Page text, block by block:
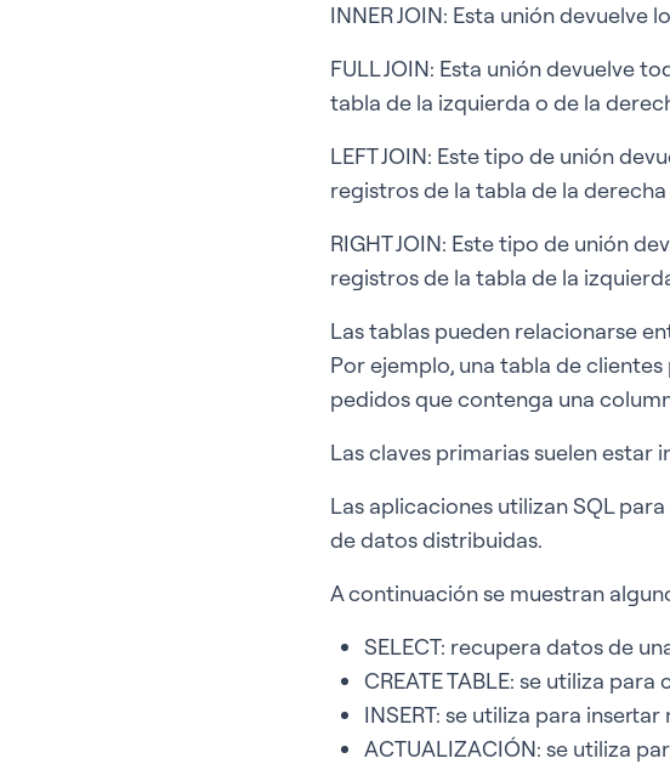
INNER JOIN: Esta unión
FULL JOIN: Esta unión devuelve
tabla de la izquierda o de la
LEFT JOIN: Este tipo de unión
registros de la tabla de la
RIGHT JOIN: Este tipo de unión
registros de la tabla de la
Las tablas pueden relacionarse
Por ejemplo, una tabla de
pedidos que contenga una
Las claves primarias suelen estar
Las aplicaciones utilizan SQL
de datos distribuidas.
A continuación se muestran
SELECT: recupera datos de
CREATE TABLE: se utiliza
INSERT: se utiliza para
ACTUALIZACIÓN: se utiliza